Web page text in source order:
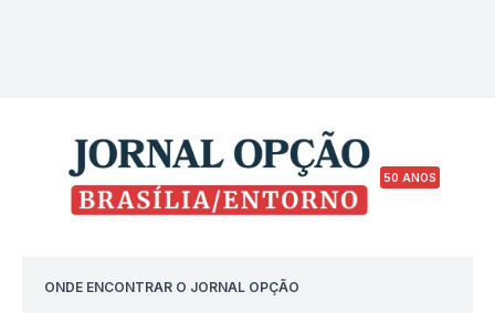
50 ANOS
ONDE ENCONTRAR O JORNAL OPÇÃO